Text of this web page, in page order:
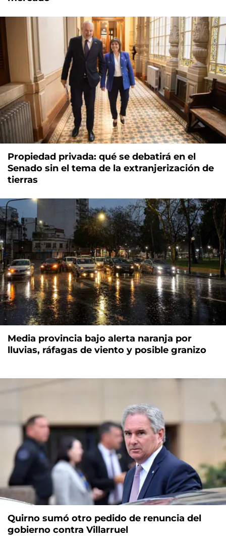
Propiedad privada: qué se debatirá en el
Senado sin el tema de la extranjerización de
tierras
Media provincia bajo alerta naranja por
lluvias, ráfagas de viento y posible granizo
Quirno sumó otro pedido de renuncia del
gobierno contra Villarruel